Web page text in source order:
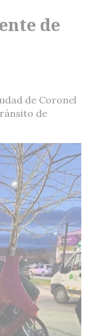
de
de Coronel
de